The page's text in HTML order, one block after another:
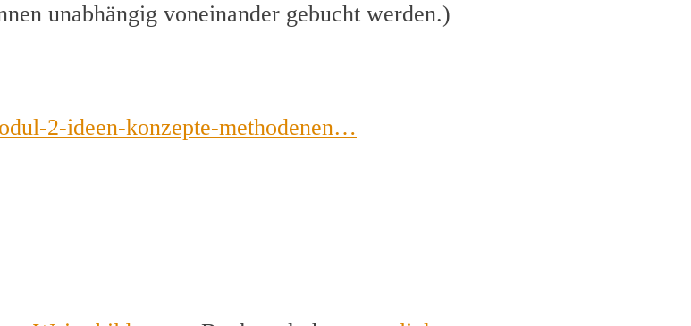
unabhängig voneinander gebucht werden.)
2-ideen-konzepte-methodenen…